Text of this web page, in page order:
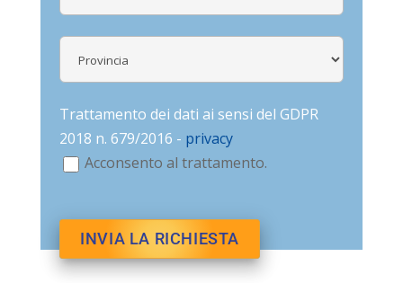
Trattamento dei dati ai sensi del GDPR
2018 n. 679/2016 - privacy
Acconsento al trattamento.